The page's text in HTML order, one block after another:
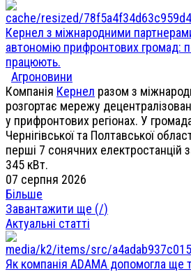
Кернел з міжнародними
автономію прифронтових громад:
працюють.
Агроновини
Компанія Кернел разом з
розгортає мережу
у прифронтових регіонах. У
Чернігівської та Полтавської
перші 7 сонячних електростанцій
345 кВт.
07 серпня 2026
Більше
Завантажити ще (/)
Актуальні статті
Як компанія ADAMA допомогла ще